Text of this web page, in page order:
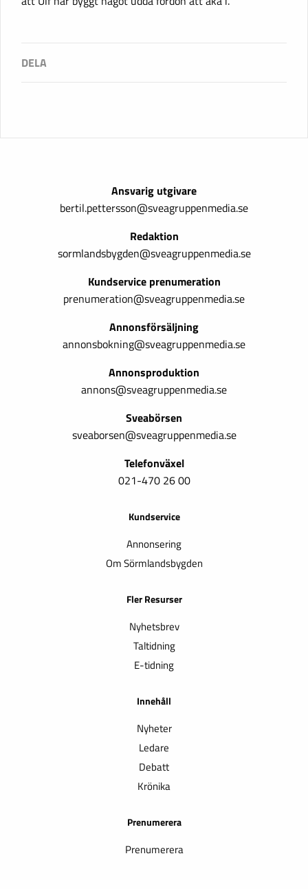
Ansvarig utgivare
bertil.pettersson@sveagruppenmedia.se
Redaktion
sormlandsbygden@sveagruppenmedia.se
Kundservice prenumeration
prenumeration@sveagruppenmedia.se
Annonsförsäljning
annonsbokning@sveagruppenmedia.se
Annonsproduktion
annons@sveagruppenmedia.se
Sveabörsen
sveaborsen@sveagruppenmedia.se
Telefonväxel
021-470 26 00
Kundservice
Annonsering
Om Sörmlandsbygden
Fler Resurser
Nyhetsbrev
Taltidning
E-tidning
Innehåll
Nyheter
Ledare
Debatt
Krönika
Prenumerera
Prenumerera